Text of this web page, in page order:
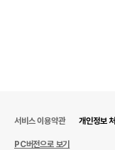
서비스 이용약관 개인정보
PC버전으로 보기